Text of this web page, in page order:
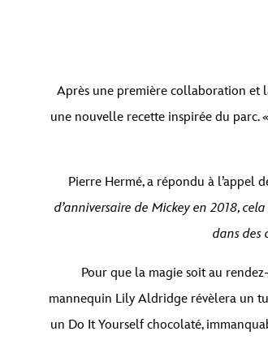
Vous êtes actuellement en train
Après une première collaboration et
une nouvelle recette inspirée du parc.
Pierre Hermé, a répondu à l’appel
d’anniversaire de Mickey en 2018,
dans des
Pour que la magie soit au
mannequin Lily Aldridge révèlera un
un Do It Yourself chocolaté,